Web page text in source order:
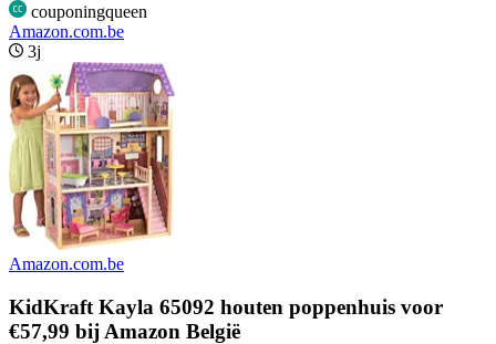
couponingqueen
Amazon.com.be
3j
Amazon.com.be
KidKraft Kayla 65092 houten poppenhuis voor
€57,99 bij Amazon België